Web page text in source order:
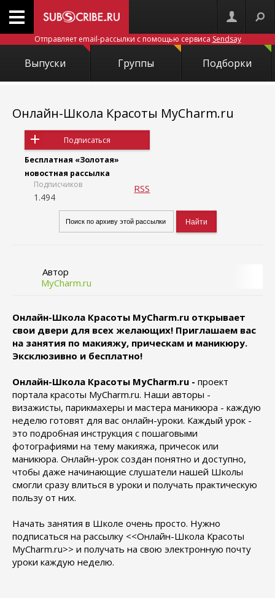
Отправляет email-рассылки с помощью сервиса Sendsay
Выпуски Группы Подборки
Онлайн-Школа Красоты MyCharm.ru
Подписаться
Бесплатная «Золотая»
новостная рассылка
Подписчиков
1.494
RSS
Автор
MyCharm.ru
Онлайн-Школа Красоты MyCharm.ru открывает
свои двери для всех желающих! Приглашаем вас
на занятия по макияжу, прическам и маникюру.
Эксклюзивно и бесплатно!
Онлайн-Школа Красоты MyCharm.ru - проект
портала красоты MyCharm.ru. Наши авторы -
визажисты, парикмахеры и мастера маникюра - каждую
неделю готовят для вас онлайн-уроки. Каждый урок -
это подробная инструкция с пошаговыми
фотографиями на тему макияжа, причесок или
маникюра. Онлайн-урок создан понятно и доступно,
чтобы даже начинающие слушатели нашей Школы
смогли сразу влиться в уроки и получать практическую
пользу от них.
Начать занятия в Школе очень просто. Нужно
подписаться на рассылку <<Онлайн-Школа Красоты
MyCharm.ru>> и получать на свою электронную почту
уроки каждую неделю.